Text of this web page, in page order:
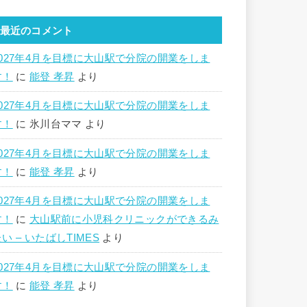
最近のコメント
年4月を目標に大山駅で分院の開業をしま
に 能登 孝昇 より
年4月を目標に大山駅で分院の開業をしま
に 氷川台ママ より
年4月を目標に大山駅で分院の開業をしま
に 能登 孝昇 より
年4月を目標に大山駅で分院の開業をしま
に 大山駅前に小児科クリニックができるみ
い – いたばしTIMES より
年4月を目標に大山駅で分院の開業をしま
に 能登 孝昇 より